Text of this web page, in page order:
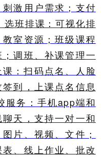
激用户需求；支付
班排课：可视化排
室资源；班级课程
调班、补课管理一
：扫码点名、人脸
到，上课点名信息
服务：手机app端和
天，支持一对一和
片、视频、文件；
、线上作业、批改